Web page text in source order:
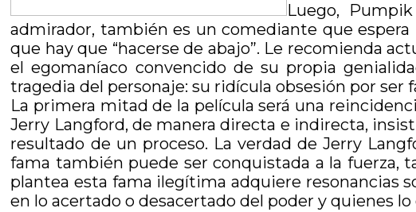
Luego,
admirador, también es un comediante que
que hay que “hacerse de abajo”. Le recomienda
el egomaníaco convencido de su propia
tragedia del personaje: su ridícula obsesión por ser
La primera mitad de la película será una
Jerry Langford, de manera directa e indirecta,
resultado de un proceso. La verdad de Jerry
fama también puede ser conquistada a la fuerza,
plantea esta fama ilegítima adquiere resonancias
en lo acertado o desacertado del poder y quienes lo